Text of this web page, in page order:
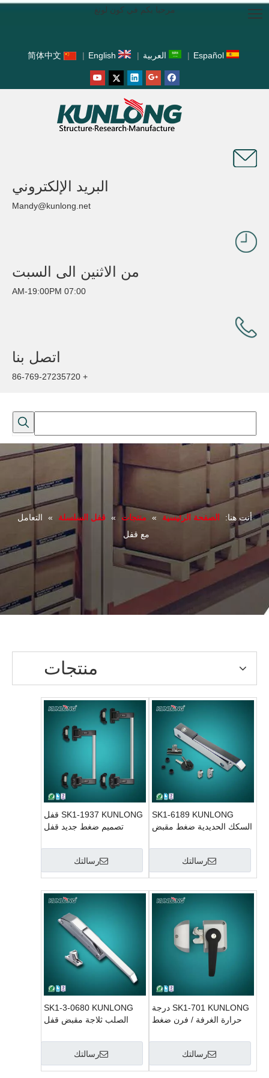
مرحبا بكم في كون لونغ
Español
| العربية |
English
|
简体中文
البريد الإلكتروني
Mandy@kunlong.net
من الاثنين الى السبت
07:00 AM-19:00PM
اتصل بنا
+ 86-769-27235720
أنت هنا: الصفحة الرئيسية » منتجات » قفل السلسلة »
التعامل
مع قفل
منتجات
SK1-6189 KUNLONG
السكك الحديدية ضغط مقبض
رسالتك
SK1-1937 KUNLONG قفل
تصميم ضغط جديد قفل
رسالتك
SK1-701 KUNLONG درجة
حرارة الغرفة / فرن ضغط
رسالتك
SK1-3-0680 KUNLONG
الصلب ثلاجة مقبض قفل
رسالتك